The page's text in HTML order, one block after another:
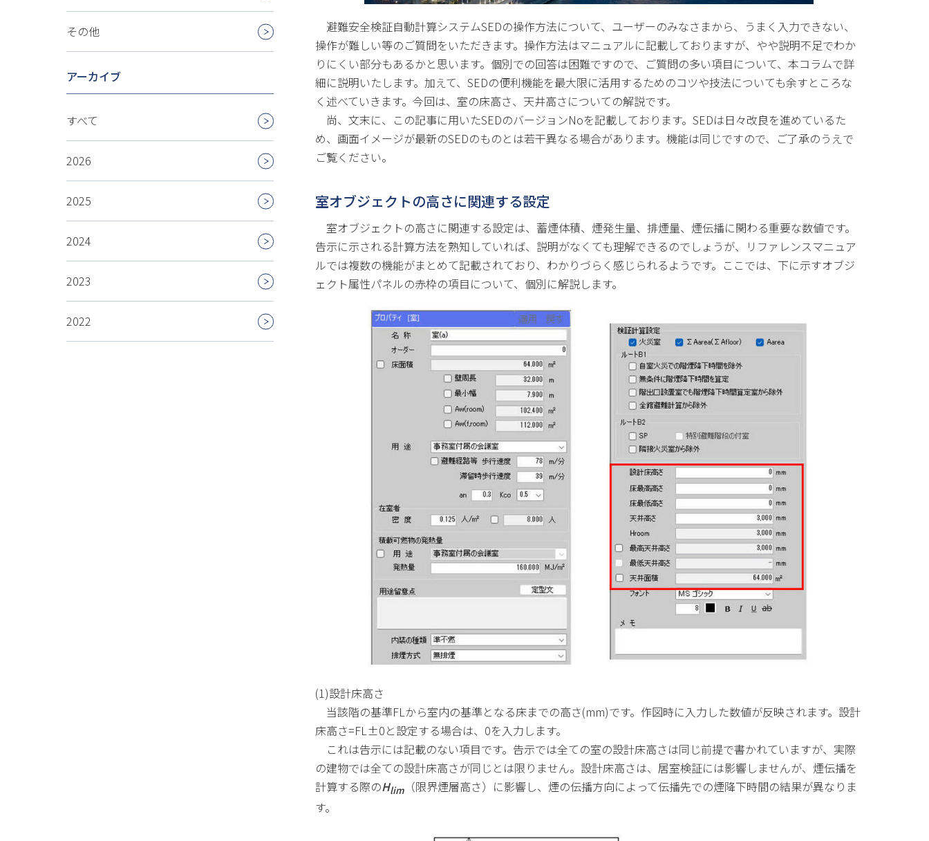
避難安全検証自動計算システムSEDの操作方法について、ユーザーのみなさまから、うまく入力できない、
操作が難しい等のご質問をいただきます。操作方法はマニュアルに記載しておりますが、やや説明不足でわか
りにくい部分もあるかと思います。個別での回答は困難ですので、ご質問の多い項目について、本コラムで詳
細に説明いたします。加えて、 SEDの便利機能を最大限に活用するためのコツや技法についても余すところな
く述べていきます。今回は、室の床高さ、天井高さについての解説です。
尚、文末に、この記事に用いたSEDのバージョンNoを記載しております。 SEDは日々改良を進めているた
め、画面イメージが最新のSEDのものとは若干異なる場合があります。機能は同じですので、ご了承のうえで
ご覧ください。
室オブジェクトの高さに関連する設定
室オブジェクトの高さに関連する設定は、蓄煙体積、煙発生量、排煙量、煙伝播に関わる重要な数値です。
告示に示される計算方法を熟知していれば、説明がなくても理解できるのでしょうが、リファレンスマニュア
ルでは複数の機能がまとめて記載されており、わかりづらく感じられるようです。ここでは、下に示すオブジ
ェクト属性パネルの赤枠の項目について、個別に解説します。
(1)設計床高さ
当該階の基準FLから室内の基準となる床までの高さ(mm)です。作図時に入力した数値が反映されます。設計
床高さ=FL±0と設定する場合は、 0を入力します。
これは告示には記載のない項目です。告示では全ての室の設計床高さは同じ前提で書かれていますが、実際
の建物では全ての設計床高さが同じとは限りません。設計床高さは、居室検証には影響しませんが、煙伝播を
計算する際のHlim （限界煙層高さ）に影響し、煙の伝播方向によって伝播先での煙降下時間の結果が異なりま
す。
その他
アーカイブ
すべて
2026
2025
2024
2023
2022